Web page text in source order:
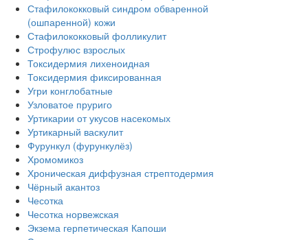
Стафилококковый синдром обваренной
(ошпаренной) кожи
Стафилококковый фолликулит
Строфулюс взрослых
Токсидермия лихеноидная
Токсидермия фиксированная
Угри конглобатные
Узловатое пруриго
Уртикарии от укусов насекомых
Уртикарный васкулит
Фурункул (фурункулёз)
Хромомикоз
Хроническая диффузная стрептодермия
Чёрный акантоз
Чесотка
Чесотка норвежская
Экзема герпетическая Капоши